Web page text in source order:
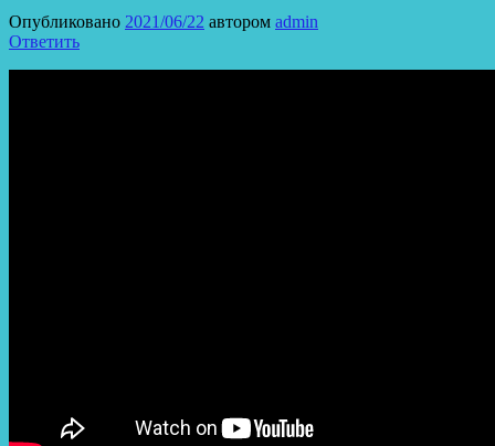
Опубликовано 2021/06/22 автором admin
Ответить